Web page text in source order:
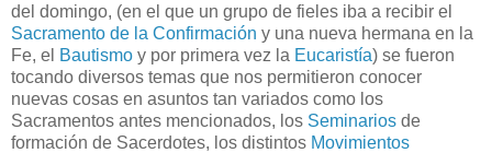
del domingo, (en el que un grupo de fieles iba a recibir el
Sacramento de la Confirmación y una nueva hermana en la
Fe, el Bautismo y por primera vez la Eucaristía) se fueron
tocando diversos temas que nos permitieron conocer
nuevas cosas en asuntos tan variados como los
Sacramentos antes mencionados, los Seminarios de
formación de Sacerdotes, los distintos Movimientos